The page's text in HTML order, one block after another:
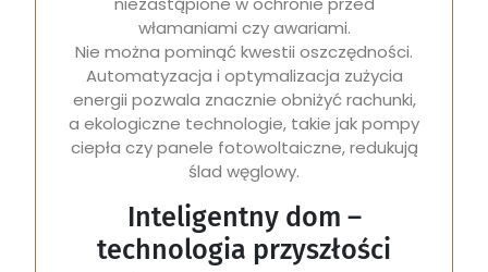
włamaniami czy awariami.
Nie można pominąć kwestii oszczędności.
Automatyzacja i optymalizacja zużycia
energii pozwala znacznie obniżyć rachunki,
a ekologiczne technologie, takie jak pompy
ciepła czy panele fotowoltaiczne, redukują
ślad węglowy.
Inteligentny dom –
technologia przyszłości